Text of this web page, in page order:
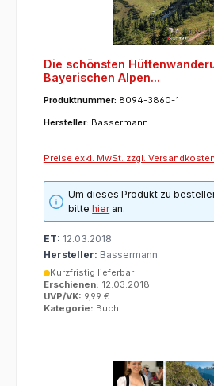
Die schönsten
Bayerischen Alpen...
Produktnummer: 8094-3860-1
Hersteller: Bassermann
Preise exkl. MwSt. zzgl. Versandkosten
Um dieses Produkt zu
bittehieran.
ET: 12.03.2018
Hersteller: Bassermann
Kurzfristig lieferbar
Erschienen: 12.03.2018
UVP/VK: 9,99 €
Kategorie: Buch